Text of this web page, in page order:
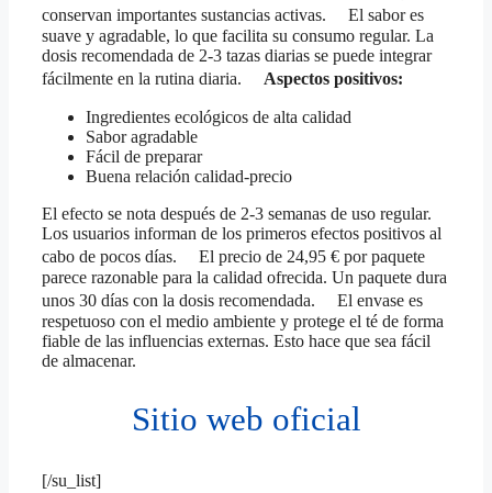
conservan importantes sustancias activas. El sabor es
suave y agradable, lo que facilita su consumo regular. La
dosis recomendada de 2-3 tazas diarias se puede integrar
fácilmente en la rutina diaria. Aspectos positivos:
Ingredientes ecológicos de alta calidad
Sabor agradable
Fácil de preparar
Buena relación calidad-precio
El efecto se nota después de 2-3 semanas de uso regular.
Los usuarios informan de los primeros efectos positivos al
cabo de pocos días. El precio de 24,95 € por paquete
parece razonable para la calidad ofrecida. Un paquete dura
unos 30 días con la dosis recomendada. El envase es
respetuoso con el medio ambiente y protege el té de forma
fiable de las influencias externas. Esto hace que sea fácil
de almacenar.
Sitio web oficial
[/su_list]